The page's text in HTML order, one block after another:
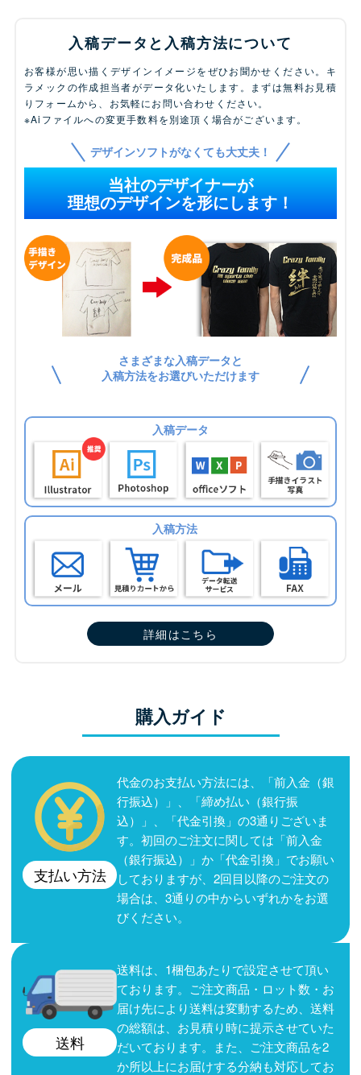
入稿データと入稿方法について
お客様が思い描くデザインイメージをぜひお聞かせください。キ
ラメックの作成担当者がデータ化いたします。まずは無料お見積
りフォームから、お気軽にお問い合わせください。
※Aiファイルへの変更手数料を別途頂く場合がございます。
デザインソフトがなくても大丈夫！
当社のデザイナーが
理想のデザインを形にします！
さまざまな入稿データと
入稿方法をお選びいただけます
入稿データ
入稿方法
詳細はこちら
購入ガイド
支払い方法
代金のお支払い方法には、「前入金（銀
行振込）」、「締め払い（銀行振
込）」、「代金引換」の3通りございま
す。初回のご注文に関しては「前入金
（銀行振込）」か「代金引換」でお願い
しておりますが、2回目以降のご注文の
場合は、3通りの中からいずれかをお選
びください。
送料
送料は、1梱包あたりで設定させて頂い
ております。ご注文商品・ロット数・お
届け先により送料は変動するため、送料
の総額は、お見積り時に提示させていた
だいております。また、ご注文商品を2
か所以上にお届けする分納も対応してお